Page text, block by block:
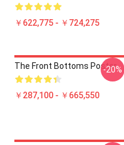
￥622,775 - ￥724,275
The Front Bottoms Poster
￥287,100 - ￥665,550
-20%